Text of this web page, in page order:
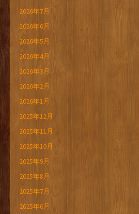
2026年7月
2026年6月
2026年5月
2026年4月
2026年3月
2026年2月
2026年1月
2025年12月
2025年11月
2025年10月
2025年9月
2025年8月
2025年7月
2025年6月